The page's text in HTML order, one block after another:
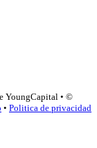
YoungCapital • ©
• Politica de privacidad